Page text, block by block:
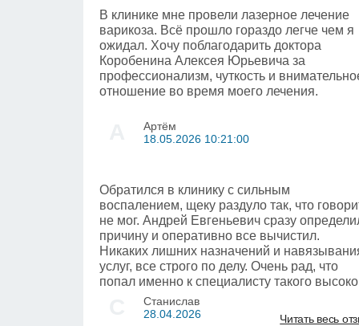
обращайтесь к Саиду Баситовичу, и все у
будет замечательно! Решите проблему раз
навсегда! Обрезание - это не страшно,
делает профессионал своего дела! Тем
более в наше время во сне!
В клинике мне провели лазерное лечение
варикоза. Всё прошло гораздо легче чем я
ожидал. Хочу поблагодарить доктора
Коробенина Алексея Юрьевича за
профессионализм, чуткость и
отношение во время моего лечения.
Артём
18.05.2026 10:21:00
Обратился в клинику с сильным
воспалением, щеку раздуло так, что
не мог. Андрей Евгеньевич сразу
причину и оперативно все вычистил.
Никаких лишних назначений и
услуг, все строго по делу. Очень рад, что
попал именно к специалисту такого
Станислав
28.04.2026
Читать весь